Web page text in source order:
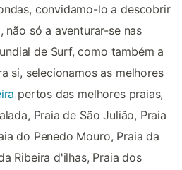
convidamo-lo a descobrir
não só a aventurar-se nas
de Surf, como também a
si, selecionamos as melhores
pertos das melhores praias,
Praia de São Julião, Praia
do Penedo Mouro, Praia da
Ribeira d'ilhas, Praia dos